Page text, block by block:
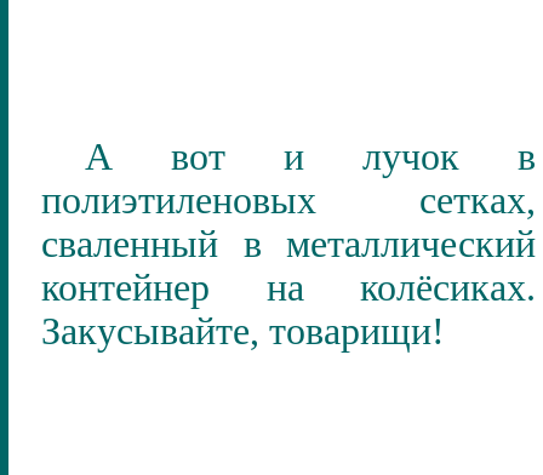
А вот и лучок в
полиэтиленовых сетках,
сваленный в металлический
контейнер на колёсиках.
Закусывайте, товарищи!